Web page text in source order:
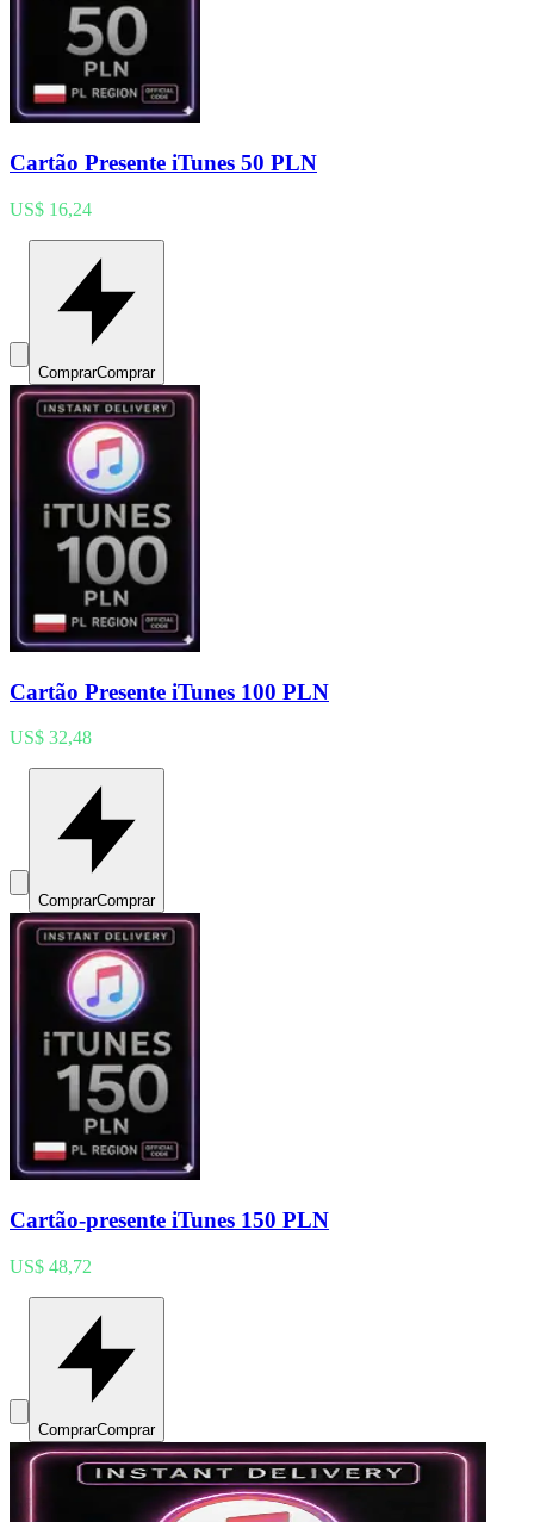
Cartão Presente iTunes 50 PLN
US$ 16,24
ComprarComprar
Cartão Presente iTunes 100 PLN
US$ 32,48
ComprarComprar
Cartão-presente iTunes 150 PLN
US$ 48,72
ComprarComprar